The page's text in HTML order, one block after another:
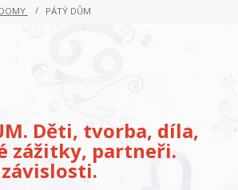
PÁTÝ DŮM
Děti, tvorba, díla,
zážitky, partneři.